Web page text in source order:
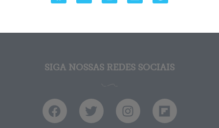
SIGA NOSSAS REDES SOCIAIS